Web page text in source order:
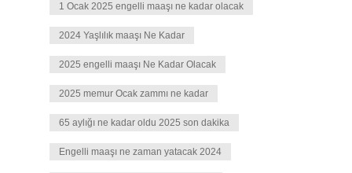
1 Ocak 2025 engelli maaşı ne kadar olacak
2024 Yaşlılık maaşı Ne Kadar
2025 engelli maaşı Ne Kadar Olacak
2025 memur Ocak zammı ne kadar
65 aylığı ne kadar oldu 2025 son dakika
Engelli maaşı ne zaman yatacak 2024